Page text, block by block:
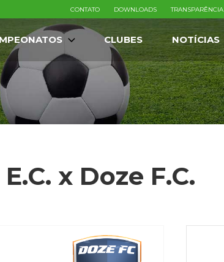
CONTATO DOWNLOADS TRANSPARÊNCIA
CLUBES NOTÍCIAS
x Doze F.C.